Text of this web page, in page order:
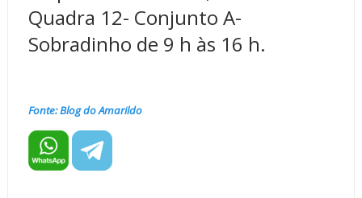
Quadra 12- Conjunto A-
Sobradinho de 9 h às 16 h.
Fonte: Blog do Amarildo